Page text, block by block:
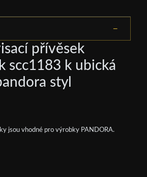
přívěsek
scc1183 k ubická
styl
jsou vhodné pro výrobky PANDORA.